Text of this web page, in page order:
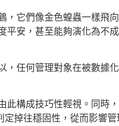
，它們像金色蝗蟲一樣飛
平安，甚至能夠演化為不
，任何管理對象在被數據
此構成技巧性輕視。同時
掉往穩固性，從而影響